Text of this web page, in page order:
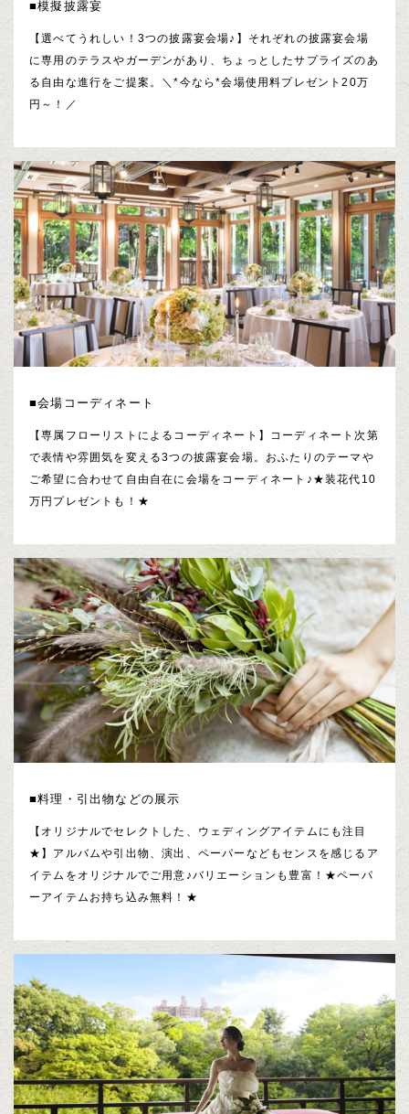
■模擬披露宴
【選べてうれしい！3つの披露宴会場♪】それぞれの披露宴会場
に専用のテラスやガーデンがあり、ちょっとしたサプライズのあ
る自由な進行をご提案。＼*今なら*会場使用料プレゼント20万
円～！／
■会場コーディネート
【専属フローリストによるコーディネート】コーディネート次第
で表情や雰囲気を変える3つの披露宴会場。おふたりのテーマや
ご希望に合わせて自由自在に会場をコーディネート♪★装花代10
万円プレゼントも！★
■料理・引出物などの展示
【オリジナルでセレクトした、ウェディングアイテムにも注目
★】アルバムや引出物、演出、ペーパーなどもセンスを感じるア
イテムをオリジナルでご用意♪バリエーションも豊富！★ペーパ
ーアイテムお持ち込み無料！★